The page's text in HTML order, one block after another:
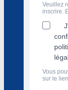
Veuillez
inscrire.
Vous
sur le